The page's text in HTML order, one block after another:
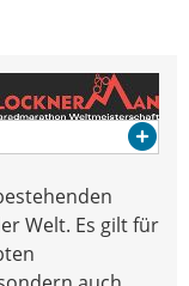
Welt. Es gilt für